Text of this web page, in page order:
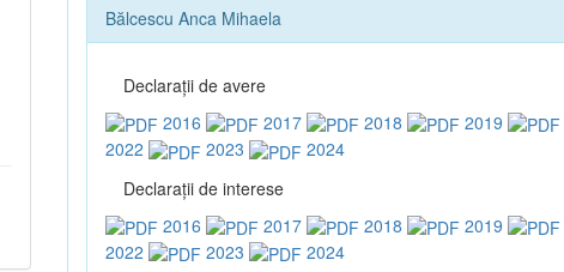
Bălcescu Anca Mihaela
Declaraţii de avere
2016
2017 2018 2019
2022
2023
2024
Declaraţii de interese
2016
2017 2018 2019
2022
2023 2024